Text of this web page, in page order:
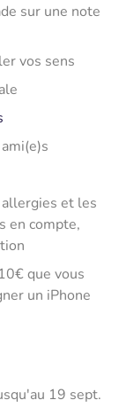
sur une note
vos sens
et les
en compte,
que vous
un iPhone
19 sept.